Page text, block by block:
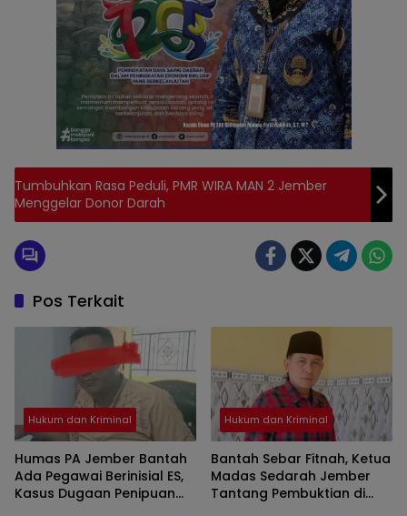
Tumbuhkan Rasa Peduli, PMR WIRA MAN 2 Jember
Menggelar Donor Darah
Pos Terkait
Hukum dan Kriminal
Humas PA Jember Bantah
Ada Pegawai Berinisial ES,
Kasus Dugaan Penipuan
Hukum dan Kriminal
Bantah Sebar Fitnah, Ketua
Madas Sedarah Jember
Tantang Pembuktian di